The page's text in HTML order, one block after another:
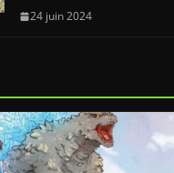
24 juin 2024